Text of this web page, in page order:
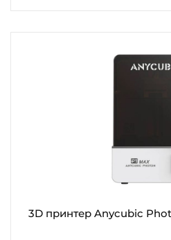
3D принтер Anycubic